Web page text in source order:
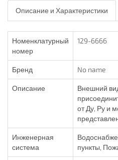
Описание и Характеристики
Номенклатурный
номер
129-6666
Бренд No name
Описание
Внешний
от Ду, Ру и
Инженерная
система
пункты,